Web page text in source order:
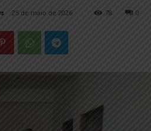
25 de maio de 2026 0
78